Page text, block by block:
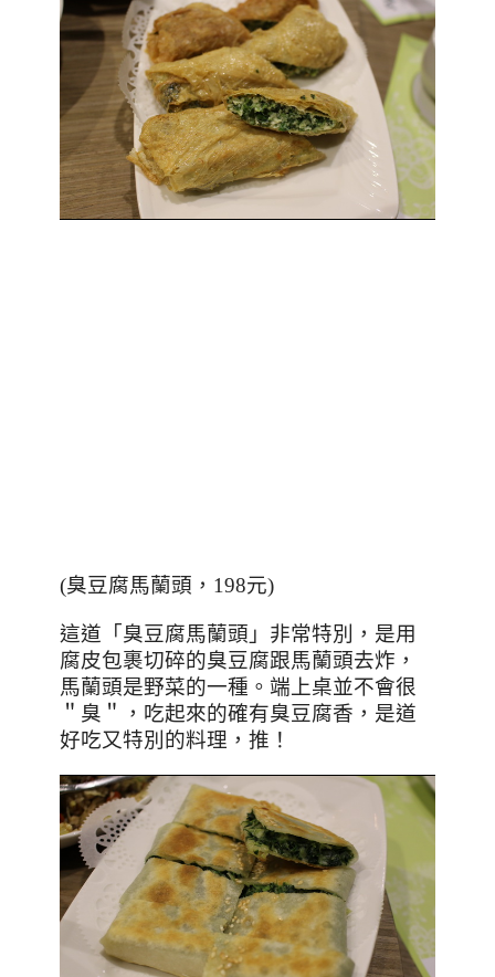
(臭豆腐馬蘭頭， 198元)
這道「臭豆腐馬蘭頭」非常特別，是用
腐皮包裹切碎的臭豆腐跟馬蘭頭去炸，
馬蘭頭是野菜的一種。端上桌並不會很
＂臭＂，吃起來的確有臭豆腐香，是道
好吃又特別的料理，推！